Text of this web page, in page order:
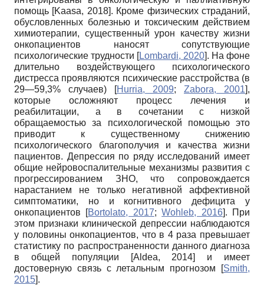
помощь [Kaasa, 2018]. Кроме физических страданий,
обусловленных болезнью и токсическим действием
химиотерапии, существенный урон качеству жизни
онкопациентов наносят сопутствующие
психологические трудности [Lombardi, 2020]. На фоне
длительно воздействующего психологического
дистресса проявляются психические расстройства (в
29—59,3% случаев)
[Hurria, 2009; Zabora, 2001],
которые осложняют процесс лечения и
реабилитации, а в сочетании с низкой
обращаемостью за психологической помощью это
приводит к существенному снижению
психологического благополучия и качества жизни
пациентов. Депрессия по ряду исследований имеет
общие нейровоспалительные механизмы развития с
прогрессированием ЗНО, что сопровождается
нарастанием не только негативной аффективной
симптоматики, но и когнитивного дефицита у
онкопациентов [Bortolato, 2017;Wohleb, 2016]. При
этом признаки клинической депрессии наблюдаются
у половины онкопациентов, что в 4 раза превышает
статистику по распространенности данного диагноза
в общей популяции
[Aldea, 2014]
и имеет
достоверную связь с летальным прогнозом
[Smith,
2015].